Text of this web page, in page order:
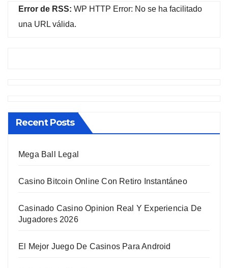
Error de RSS: WP HTTP Error: No se ha facilitado
una URL válida.
Recent Posts
Mega Ball Legal
Casino Bitcoin Online Con Retiro Instantáneo
Casinado Casino Opinion Real Y Experiencia De
Jugadores 2026
El Mejor Juego De Casinos Para Android